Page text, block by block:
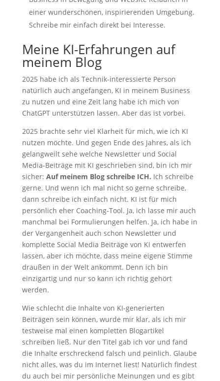
einer wunderschönen, inspirierenden Umgebung.
Schreibe mir einfach direkt bei Interesse.
Meine KI-Erfahrungen auf
meinem Blog
2025 habe ich als Technik-interessierte Person
natürlich auch angefangen, KI in meinem Business
zu nutzen und eine Zeit lang habe ich mich von
ChatGPT unterstützen lassen. Aber das ist vorbei.
2025 brachte sehr viel Klarheit für mich, wie ich KI
nutzen möchte. Und gegen Ende des Jahres, als ich
gelangweilt sehe welche Newsletter und Social
Media-Beiträge mit KI geschrieben sind, bin ich mir
sicher: Auf meinem Blog schreibe ICH. Ich schreibe
gerne. Und wenn ich mal nicht so gerne schreibe,
dann schreibe ich einfach nicht. KI ist für mich
persönlich eher Coaching-Tool. Ja, ich lasse mir auch
manchmal bei Formulierungen helfen. Ja, ich habe in
der Vergangenheit auch schon Newsletter und
komplette Social Media Beiträge von KI entwerfen
lassen, aber ich möchte, dass meine eigene Stimme
draußen in der Welt ankommt. Denn ich bin
einzigartig und nur so kann ich richtig gehört
werden.
Wie schlecht die Inhalte von KI-generierten
Beiträgen sein können, wurde mir klar, als ich mir
testweise mal einen kompletten Blogartikel
schreiben ließ. Nur den Titel gab ich vor und fand
die Inhalte erschreckend falsch und peinlich. Glaube
nicht alles, was du im Internet liest! Natürlich findest
du auch bei mir persönliche Meinungen und es gibt